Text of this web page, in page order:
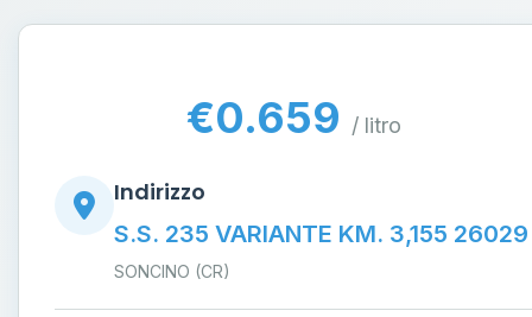
€0.659 / litro
Indirizzo
S.S. 235 VARIANTE KM. 3,155 26029
SONCINO (CR)